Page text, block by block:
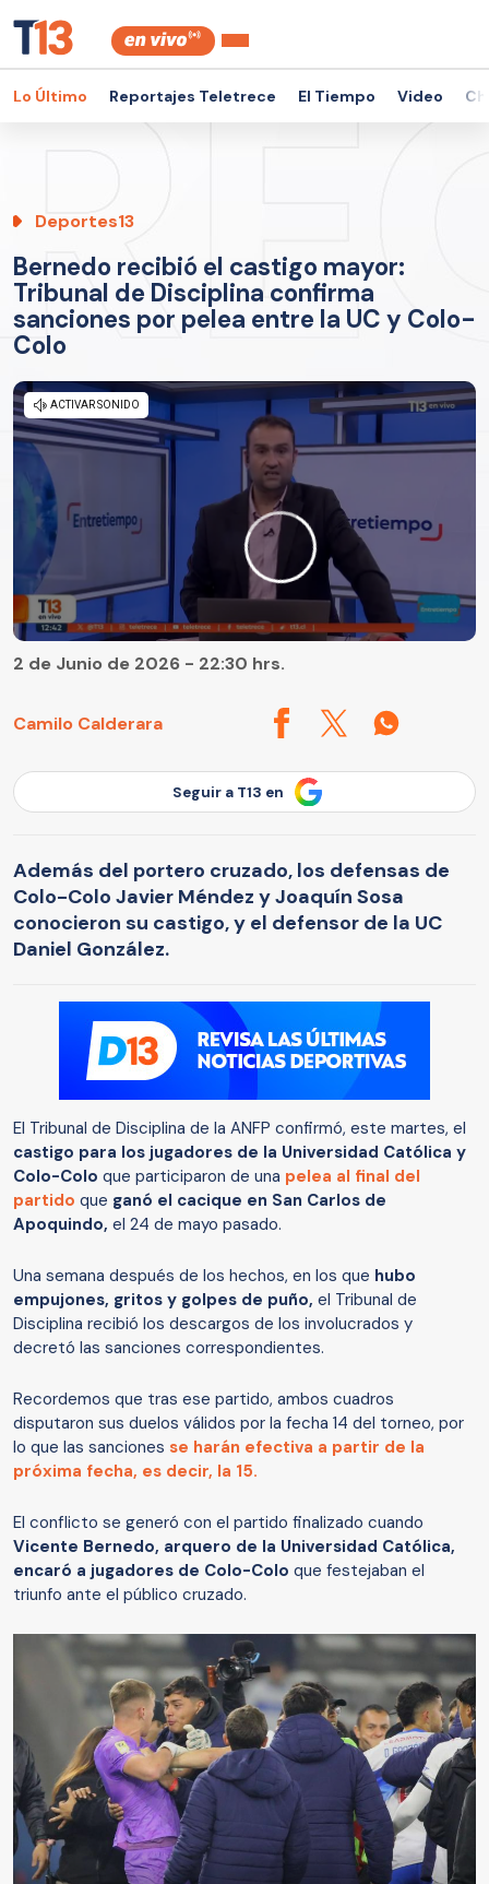
Lo Último Reportajes Teletrece El Tiempo Video
Deportes13
Bernedo recibió el castigo mayor:
Tribunal de Disciplina confirma
sanciones por pelea entre la UC y Colo-
Colo
Camilo Calderara
2 de Junio de 2026 - 22:30 hrs.
Seguir a T13 en
Además del portero cruzado, los defensas de
Colo-Colo Javier Méndez y Joaquín Sosa
conocieron su castigo, y el defensor de la UC
Daniel González.
El Tribunal de Disciplina de la ANFP confirmó, este martes, el
castigo para los jugadores de la Universidad Católica y
Colo-Colo que participaron de una pelea al final del
partido que ganó el cacique en San Carlos de
Apoquindo, el 24 de mayo pasado.
Una semana después de los hechos, en los que hubo
empujones, gritos y golpes de puño, el Tribunal de
Disciplina recibió los descargos de los involucrados y
decretó las sanciones correspondientes.
Recordemos que tras ese partido, ambos cuadros
disputaron sus duelos válidos por la fecha 14 del torneo, por
lo que las sanciones se harán efectiva a partir de la
próxima fecha, es decir, la 15.
El conflicto se generó con el partido finalizado cuando
Vicente Bernedo, arquero de la Universidad Católica,
encaró a jugadores de Colo-Colo que festejaban el
triunfo ante el público cruzado.